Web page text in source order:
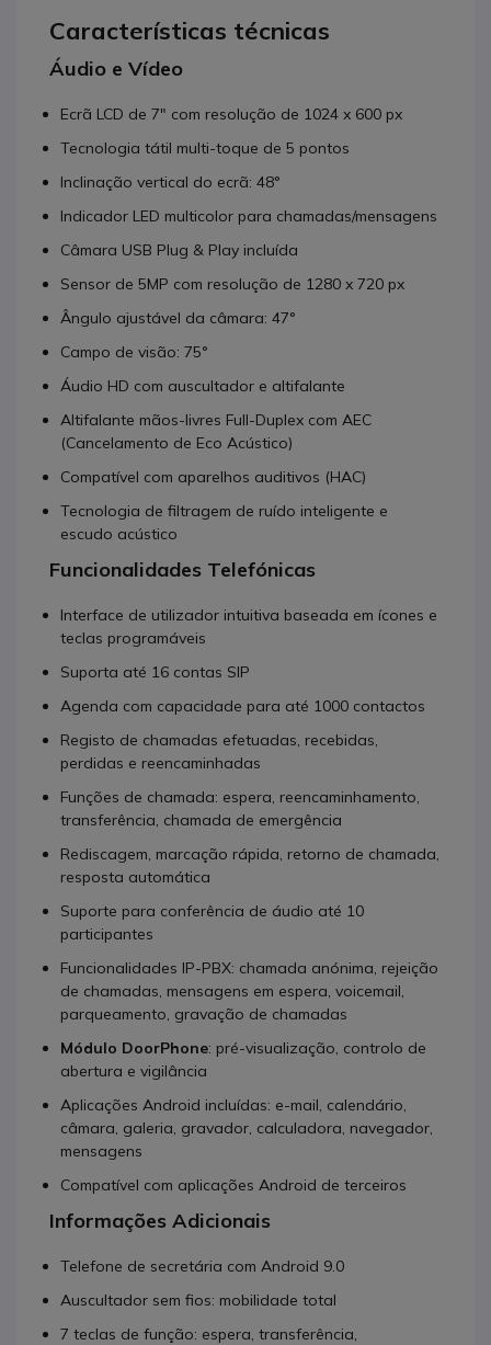
Características técnicas
Áudio e Vídeo
Ecrã LCD de 7" com resolução de 1024 x 600 px
Tecnologia tátil multi-toque de 5 pontos
Inclinação vertical do ecrã: 48°
Indicador LED multicolor para chamadas/mensagens
Câmara USB Plug & Play incluída
Sensor de 5MP com resolução de 1280 x 720 px
Ângulo ajustável da câmara: 47°
Campo de visão: 75°
Áudio HD com auscultador e altifalante
Altifalante mãos-livres Full-Duplex com AEC
(Cancelamento de Eco Acústico)
Compatível com aparelhos auditivos (HAC)
Tecnologia de filtragem de ruído inteligente e
escudo acústico
Funcionalidades Telefónicas
Interface de utilizador intuitiva baseada em ícones e
teclas programáveis
Suporta até 16 contas SIP
Agenda com capacidade para até 1000 contactos
Registo de chamadas efetuadas, recebidas,
perdidas e reencaminhadas
Funções de chamada: espera, reencaminhamento,
transferência, chamada de emergência
Rediscagem, marcação rápida, retorno de chamada,
resposta automática
Suporte para conferência de áudio até 10
participantes
Funcionalidades IP-PBX: chamada anónima, rejeição
de chamadas, mensagens em espera, voicemail,
parqueamento, gravação de chamadas
Módulo DoorPhone: pré-visualização, controlo de
abertura e vigilância
Aplicações Android incluídas: e-mail, calendário,
câmara, galeria, gravador, calculadora, navegador,
mensagens
Compatível com aplicações Android de terceiros
Informações Adicionais
Telefone de secretária com Android 9.0
Auscultador sem fios: mobilidade total
7 teclas de função: espera, transferência,